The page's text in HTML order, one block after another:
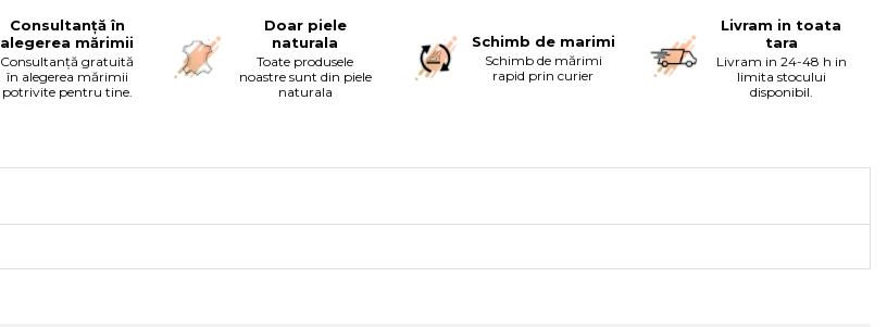
Consultanță în
alegerea mărimii
Consultanță gratuită
în alegerea mărimii
potrivite pentru tine.
Doar piele
naturala
Toate produsele
noastre sunt din piele
naturala
Schimb de marimi
Schimb de mărimi
rapid prin curier
Livram in toata
tara
Livram in 24-48 h in
limita stocului
disponibil.